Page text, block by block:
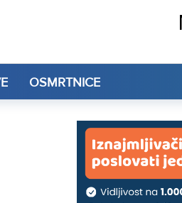
OSMRTNICE